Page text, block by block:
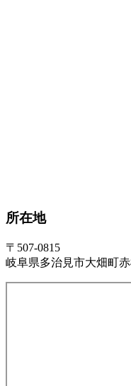
所在地
〒507-0815
岐阜県多治見市大畑町